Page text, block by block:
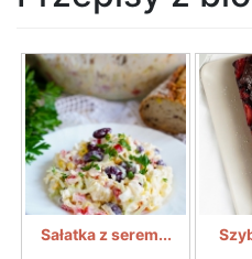
Sałatka z serem...